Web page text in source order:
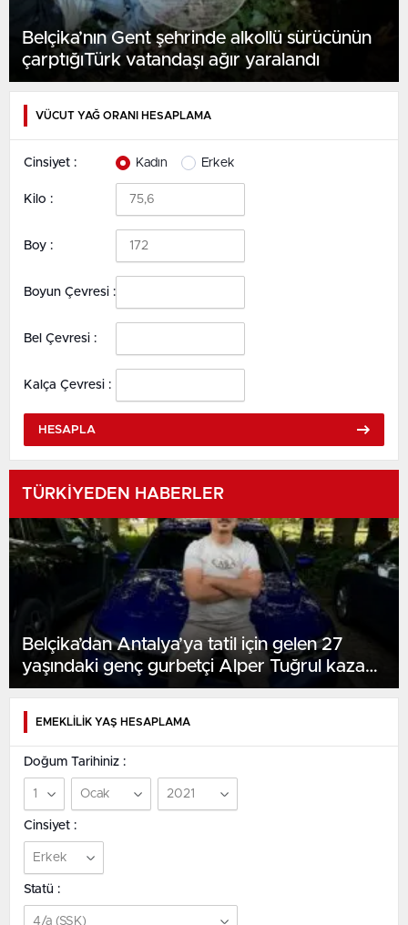
Belçika’nın Gent şehrinde alkollü sürücünün
çarptığıTürk vatandaşı ağır yaralandı
VÜCUT YAĞ ORANI HESAPLAMA
Cinsiyet : Kadın Erkek
Kilo :
Boy :
Boyun Çevresi :
Bel Çevresi :
Kalça Çevresi :
HESAPLA
TÜRKİYEDEN HABERLER
Belçika’dan Antalya’ya tatil için gelen 27
yaşındaki genç gurbetçi Alper Tuğrul kazada
hayatını kaybetti
EMEKLİLİK YAŞ HESAPLAMA
Doğum Tarihiniz :
Cinsiyet :
Statü :